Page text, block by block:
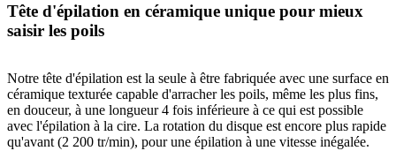
Tête d'épilation en céramique unique pour mieux
saisir les poils
Notre tête d'épilation est la seule à être fabriquée avec une surface en
céramique texturée capable d'arracher les poils, même les plus fins,
en douceur, à une longueur 4 fois inférieure à ce qui est possible
avec l'épilation à la cire. La rotation du disque est encore plus rapide
qu'avant (2 200 tr/min), pour une épilation à une vitesse inégalée.